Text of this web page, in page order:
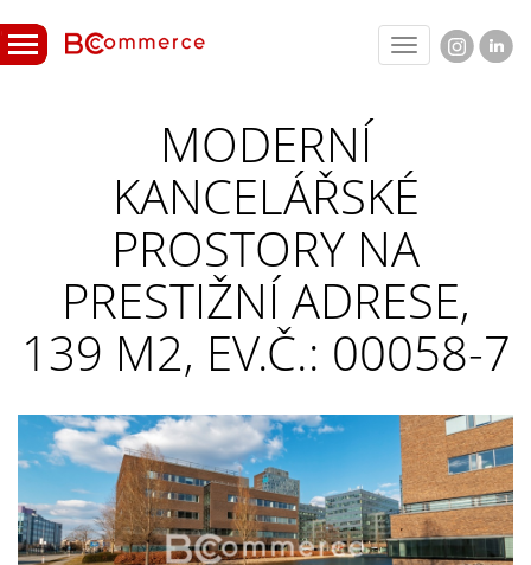
Toggle
navigation
MODERNÍ
KANCELÁŘSKÉ
PROSTORY NA
PRESTIŽNÍ ADRESE,
139 M2, EV.Č.: 00058-7